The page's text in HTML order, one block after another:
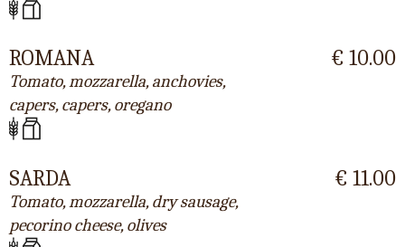
ROMANA
Tomato, mozzarella, anchovies,
capers, capers, oregano
€ 10.00
SARDA
Tomato, mozzarella, dry sausage,
pecorino cheese, olives
€ 11.00